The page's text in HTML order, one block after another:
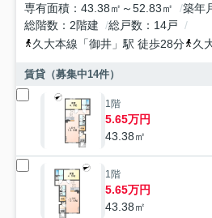
専有面積
43.38㎡～52.83㎡ 築年
総階数
2階建 総戸数
14戸
久大本線 「御井 」駅 徒歩28分 久
賃貸（募集中14件）
1階
5.65万円
43.38㎡
1階
5.65万円
43.38㎡